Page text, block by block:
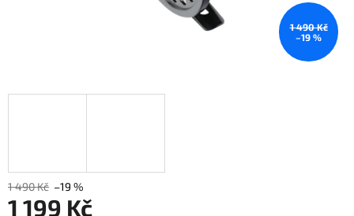
1 490 Kč
–19 %
1 490 Kč –19 %
1 199 Kč